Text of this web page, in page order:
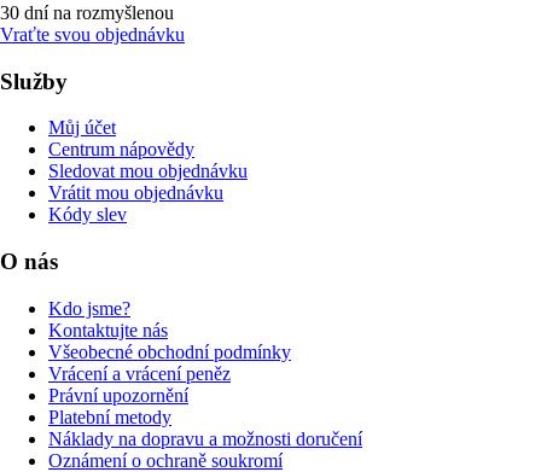
30 dní na rozmyšlenou
Vraťte svou objednávku
Služby
Můj účet
Centrum nápovědy
Sledovat mou objednávku
Vrátit mou objednávku
Kódy slev
O nás
Kdo jsme?
Kontaktujte nás
Všeobecné obchodní podmínky
Vrácení a vrácení peněz
Právní upozornění
Platební metody
Náklady na dopravu a možnosti doručení
Oznámení o ochraně soukromí